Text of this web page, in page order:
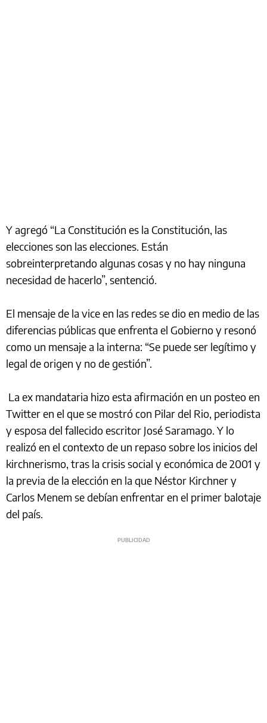
Y agregó “La Constitución es la Constitución, las
elecciones son las elecciones. Están
sobreinterpretando algunas cosas y no hay ninguna
necesidad de hacerlo”, sentenció.
El mensaje de la vice en las redes se dio en medio de las
diferencias públicas que enfrenta el Gobierno y resonó
como un mensaje a la interna: “Se puede ser legítimo y
legal de origen y no de gestión”.
La ex mandataria hizo esta afirmación en un posteo en
Twitter en el que se mostró con Pilar del Rio, periodista
y esposa del fallecido escritor José Saramago. Y lo
realizó en el contexto de un repaso sobre los inicios del
kirchnerismo, tras la crisis social y económica de 2001 y
la previa de la elección en la que Néstor Kirchner y
Carlos Menem se debían enfrentar en el primer balotaje
del país.